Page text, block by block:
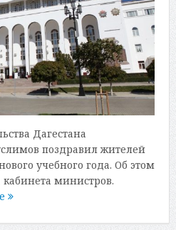
Дагестана
поздравил жителей
учебного года. Об этом
министров.